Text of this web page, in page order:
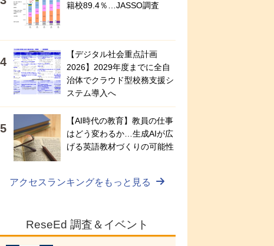
籍校89.4％…JASSO調査
【デジタル社会重点計画
2026】2029年度までに全自
治体でクラウド型校務支援シ
ステム導入へ
【AI時代の教育】教員の仕事
はどう変わるか…生成AIが広
げる英語教材づくりの可能性
アクセスランキングをもっと見る
ReseEd 調査＆イベント